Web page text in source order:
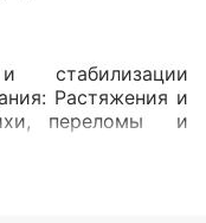
стабилизации
Растяжения и
переломы и
суставе.
Вялые параличи